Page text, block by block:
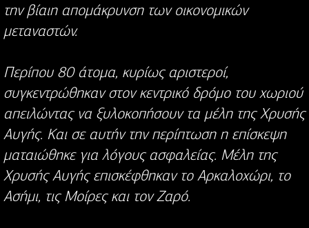
την βίαιη απομάκρυνση των οικονομικών
μεταναστών.
Περίπου 80 άτομα, κυρίως αριστεροί,
συγκεντρώθηκαν στον κεντρικό δρόμο του χωριού
απειλώντας να ξυλοκοπήσουν τα μέλη της Χρυσής
Αυγής. Και σε αυτήν την περίπτωση η επίσκεψη
ματαιώθηκε για λόγους ασφαλείας. Μέλη της
Χρυσής Αυγής επισκέφθηκαν το Αρκαλοχώρι, το
Ασήμι, τις Μοίρες και τον Ζαρό.